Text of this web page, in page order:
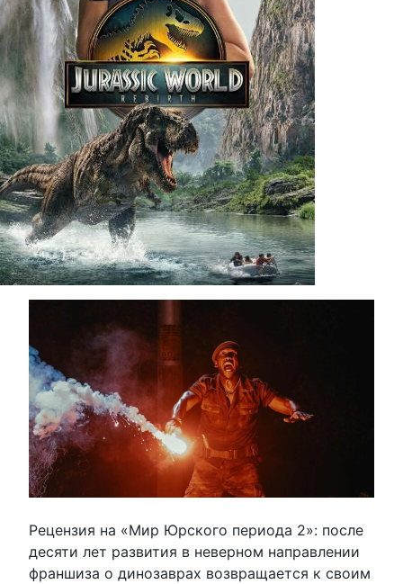
Рецензия на «Мир Юрского периода 2»: после
десяти лет развития в неверном направлении
франшиза о динозаврах возвращается к своим